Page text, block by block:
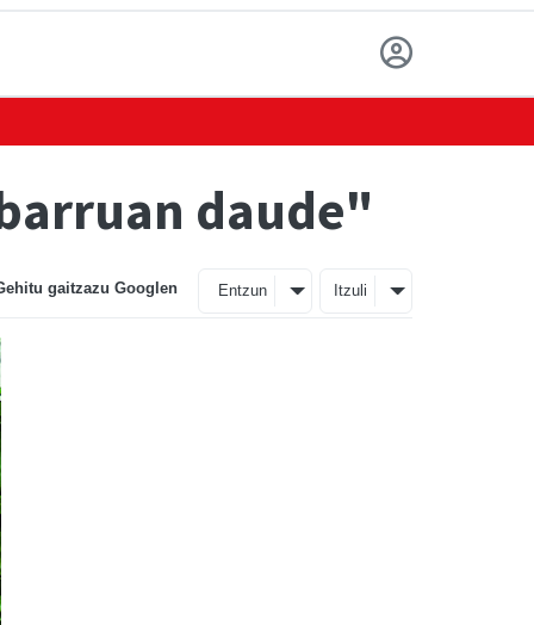
daude"
gaitzazu Googlen Entzun Itzuli